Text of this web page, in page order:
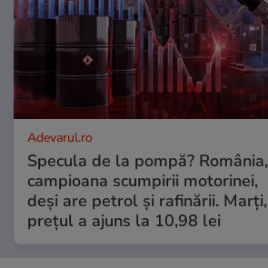
Adevarul.ro
Specula de la pompă? România,
campioana scumpirii motorinei,
deși are petrol și rafinării. Marți,
prețul a ajuns la 10,98 lei